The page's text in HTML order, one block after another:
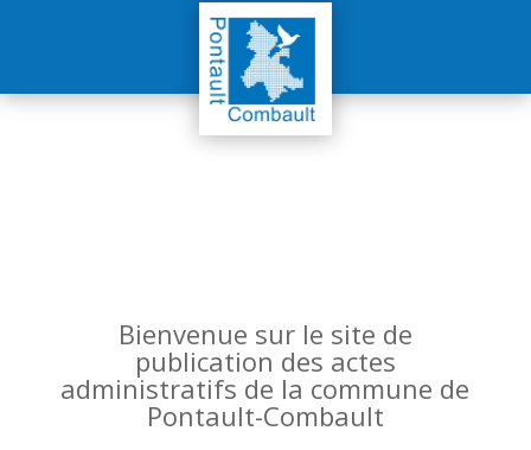
Bienvenue sur le site de
publication des actes
administratifs de la commune de
Pontault-Combault